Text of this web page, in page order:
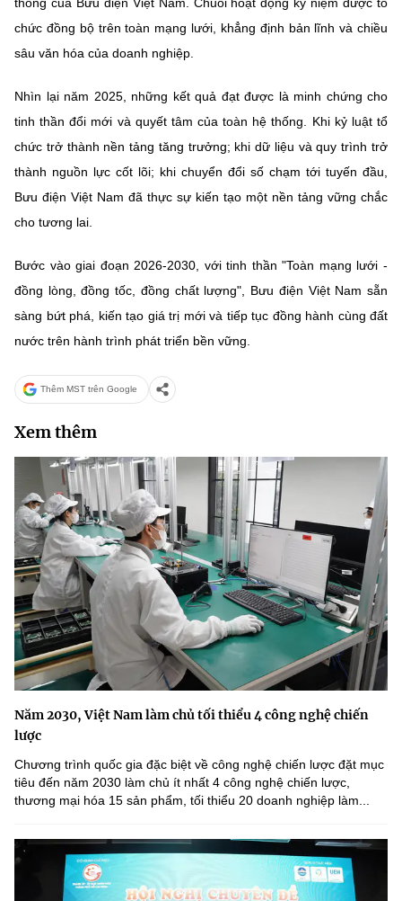
chức đồng bộ trên toàn mạng lưới, khẳng định bản lĩnh và chiều
sâu văn hóa của doanh nghiệp.
Nhìn lại năm 2025, những kết quả đạt được là minh chứng cho
tinh thần đổi mới và quyết tâm của toàn hệ thống. Khi kỷ luật tổ
chức trở thành nền tảng tăng trưởng; khi dữ liệu và quy trình trở
thành nguồn lực cốt lõi; khi chuyển đổi số chạm tới tuyến đầu,
Bưu điện Việt Nam đã thực sự kiến tạo một nền tảng vững chắc
cho tương lai.
Bước vào giai đoạn 2026-2030, với tinh thần "Toàn mạng lưới -
đồng lòng, đồng tốc, đồng chất lượng", Bưu điện Việt Nam sẵn
sàng bứt phá, kiến tạo giá trị mới và tiếp tục đồng hành cùng đất
nước trên hành trình phát triển bền vững.
Thêm MST trên Google
Xem thêm
Năm 2030, Việt Nam làm chủ tối thiểu 4 công nghệ chiến
lược
Chương trình quốc gia đặc biệt về công nghệ chiến lược đặt mục
tiêu đến năm 2030 làm chủ ít nhất 4 công nghệ chiến lược,
thương mại hóa 15 sản phẩm, tối thiểu 20 doanh nghiệp làm...